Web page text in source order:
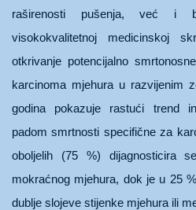
raširenosti pušenja, već i
visokokvalitetnoj medicinskoj
otkrivanje potencijalno
karcinoma mjehura u razvijenim
godina pokazuje rastući trend
padom smrtnosti specifične za
oboljelih (75 %) dijagnosticira
mokraćnog mjehura, dok je u 25
dublje slojeve stijenke mjehura ili